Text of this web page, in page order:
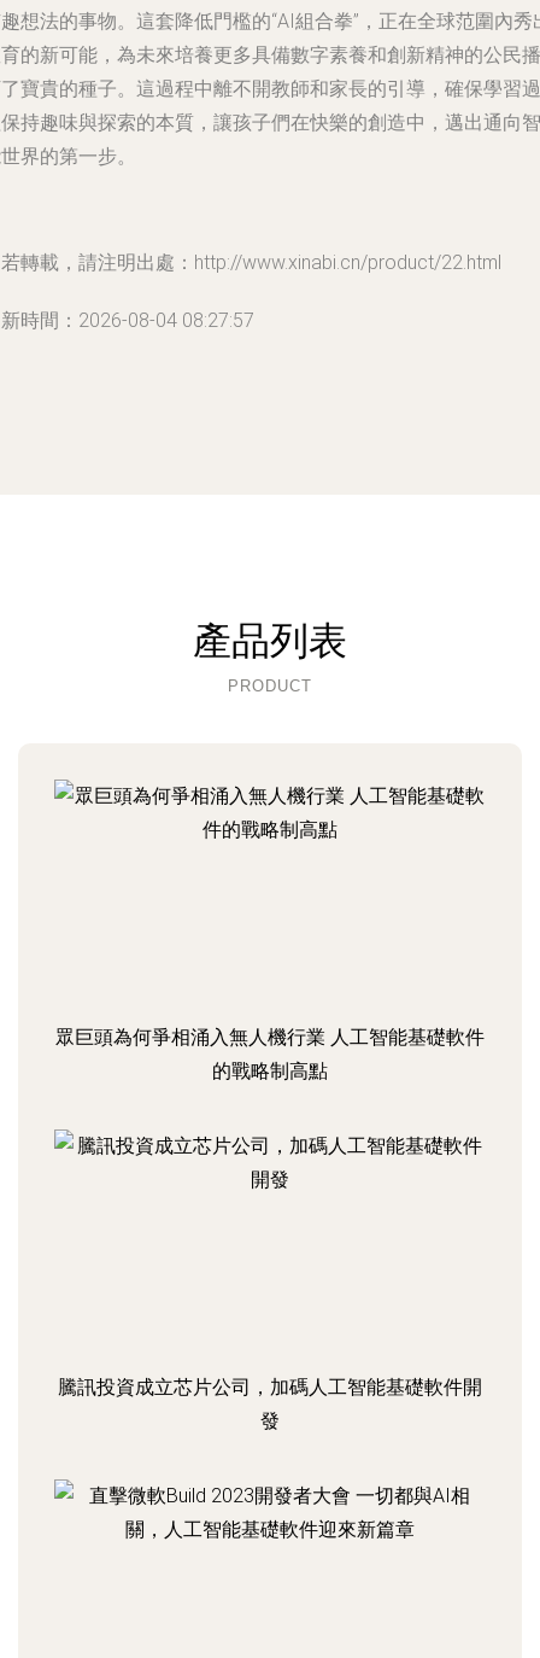
想法的事物。這套降低門檻的“AI組合拳”，正在全球范圍內秀
的新可能，為未來培養更多具備數字素養和創新精神的公民播
寶貴的種子。這過程中離不開教師和家長的引導，確保學習過
持趣味與探索的本質，讓孩子們在快樂的創造中，邁出通向智
界的第一步。
轉載，請注明出處：http://www.xinabi.cn/product/22.html
時間：2026-08-04 08:27:57
產品列表
PRODUCT
眾巨頭為何爭相涌入無人機行業 人工智能基礎軟件
的戰略制高點
騰訊投資成立芯片公司，加碼人工智能基礎軟件開
發